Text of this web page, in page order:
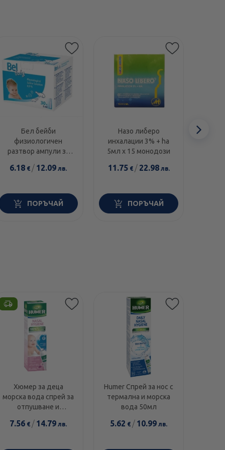
Бел бейби
физиологичен
разтвор ампули за
промиване на очи, нос
6.18 € / 12.09 лв.
ПОРЪЧАЙ
Назо либеро
инхалации 3% + ha
5мл x 15 монодози
11.75€ / 22.98лв.
ПОРЪЧАЙ
Хюмер за деца
морска вода спрей за
отпушване и
150мл
7.56 € / 14.79 лв.
Humer Спрей за нос с
термална и морска
вода 50мл
5.62 € / 10.99 лв.